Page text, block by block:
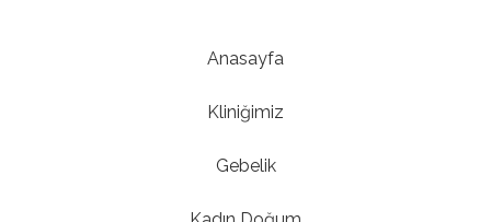
Anasayfa
Kliniğimiz
Gebelik